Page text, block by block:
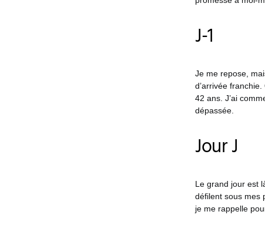
J-1
Je me repose,
d’arrivée
42 ans. J’ai
dépassée.
Jour J
Le grand jour est
défilent sous mes
je me rappelle